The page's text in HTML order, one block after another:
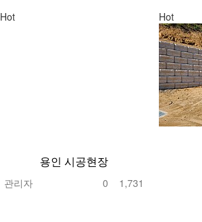
Hot
용인 시공현장
관리자 0 1,731
Hot